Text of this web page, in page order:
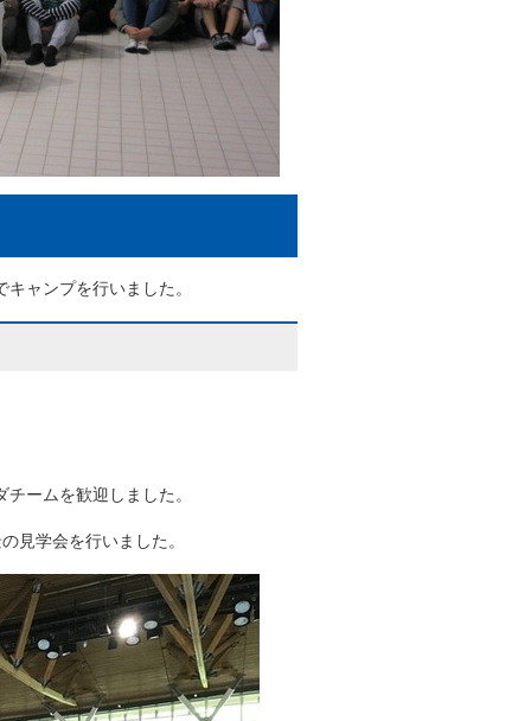
ャンプを行いました。
ームを歓迎しました。
見学会を行いました。